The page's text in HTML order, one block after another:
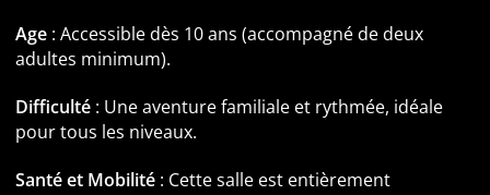
Age : Accessible dès 10 ans (accompagné de deux
adultes minimum).
Difficulté : Une aventure familiale et rythmée, idéale
pour tous les niveaux.
Santé et Mobilité : Cette salle est entièrement